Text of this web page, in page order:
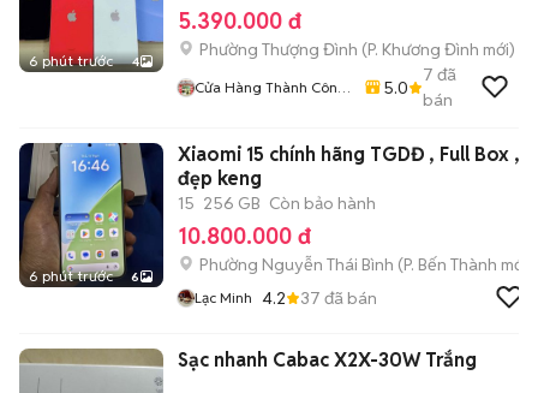
6 phút trước 4
5.390.000 đ
Phường Thượng Đình (P. Khương Đình mới)
Cửa Hàng Thành Công
5.0
7 đã
bán
6 phút trước 6
Xiaomi 15 chính hãng TGDĐ , Full Box ,
đẹp keng
15 256 GB Còn bảo hành
10.800.000 đ
Phường Nguyễn Thái Bình (P. Bến Thành mới)
Lạc Minh 4.2 37 đã bán
Sạc nhanh Cabac X2X-30W Trắng